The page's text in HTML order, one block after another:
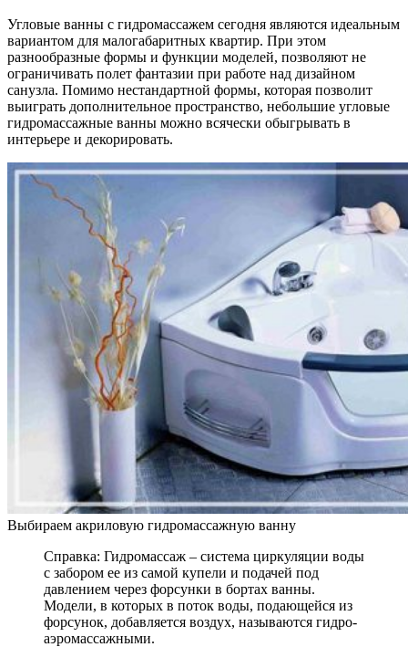
Угловые ванны с гидромассажем сегодня являются идеальным
вариантом для малогабаритных квартир. При этом
разнообразные формы и функции моделей, позволяют не
ограничивать полет фантазии при работе над дизайном
санузла. Помимо нестандартной формы, которая позволит
выиграть дополнительное пространство, небольшие угловые
гидромассажные ванны можно всячески обыгрывать в
интерьере и декорировать.
Выбираем акриловую гидромассажную ванну
Справка: Гидромассаж – система циркуляции воды
с забором ее из самой купели и подачей под
давлением через форсунки в бортах ванны.
Модели, в которых в поток воды, подающейся из
форсунок, добавляется воздух, называются гидро-
аэромассажными.